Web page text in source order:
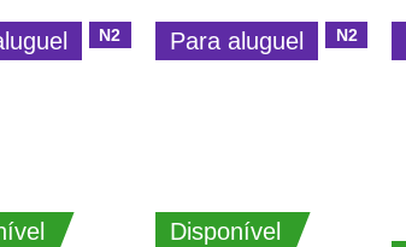
N2
Disponível
Para aluguel N2